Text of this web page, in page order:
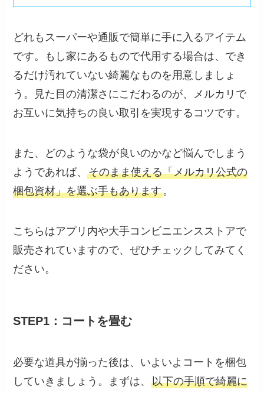
どれもスーパーや通販で簡単に手に入るアイテム
です。もし家にあるもので代用する場合は、でき
るだけ汚れていない綺麗なものを用意しましょ
う。見た目の清潔さにこだわるのが、メルカリで
お互いに気持ちの良い取引を実現するコツです。
また、どのような袋が良いのかなど悩んでしまう
ようであれば、そのまま使える「メルカリ公式の
梱包資材」を選ぶ手もあります。
こちらはアプリ内や大手コンビニエンスストアで
販売されていますので、ぜひチェックしてみてく
ださい。
STEP1：コートを畳む
必要な道具が揃った後は、いよいよコートを梱包
していきましょう。まずは、以下の手順で綺麗に